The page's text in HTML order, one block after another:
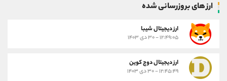
ارز های بروزرسانی شده
ارز ديجيتال شیبا
۱۲:۴۹:۰۵ - ۳۰ دی ۱۴۰۳
ارز دیجیتال دوج کوین
۱۲:۴۵:۴۹ - ۳۰ دی ۱۴۰۳